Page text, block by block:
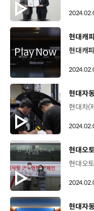
[동영상]
[동영상]
현대자
[동영상]
[동영상]